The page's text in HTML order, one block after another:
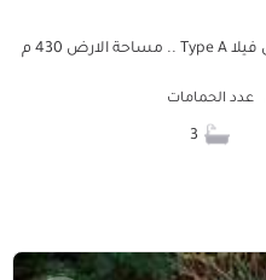
للبيع فيلا بكومباوند ستيلا هليوبوليس فيلا Type A .. مساحة الارض 430 م
عدد الحمامات